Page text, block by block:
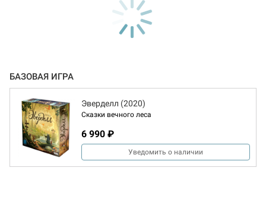
БАЗОВАЯ ИГРА
Эверделл (2020)
Сказки вечного леса
6 990 ₽
Уведомить о наличии